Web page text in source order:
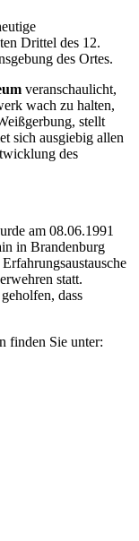
Drittel des 12.
des Ortes.
veranschaulicht,
wach zu halten,
stellt
sich ausgiebig allen
des
am 08.06.1991
in Brandenburg
statt.
dass
finden Sie unter: